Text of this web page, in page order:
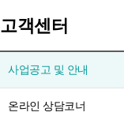
고객센터
사업공고 및 안내
온라인 상담코너